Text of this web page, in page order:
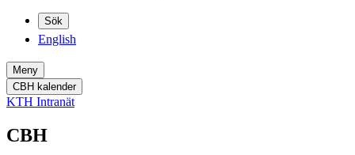
Sök
English
Meny
CBH kalender
KTH Intranät
CBH